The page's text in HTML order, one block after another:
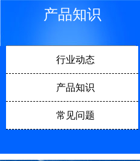
产品知识
行业动态
产品知识
常见问题